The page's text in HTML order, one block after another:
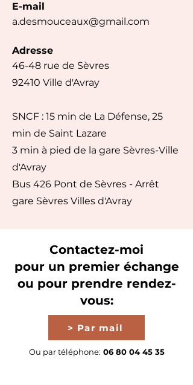
E-mail
a.desmouceaux@gmail.com
Adresse
46-48 rue de Sèvres
92410 Ville d'Avray
SNCF : 15 min de La Défense, 25
min de Saint Lazare
3 min à pied de la gare Sèvres-Ville
d'Avray
Bus 426 Pont de Sèvres - Arrêt
gare Sèvres Villes d'Avray
Contactez-moi
pour un premier échange
ou pour prendre rendez-
vous:
> Par mail
Ou par téléphone: 06 80 04 45 35